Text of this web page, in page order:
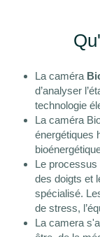
La caméra
d’analyser
technologie
La caméra
énergétiques
Le processus
des doigts et
spécialisé.
de stress,
La camera